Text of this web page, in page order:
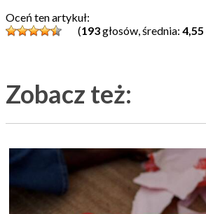
Oceń ten artykuł:
(193głosów, średnia: 4,55
Zobacz też: